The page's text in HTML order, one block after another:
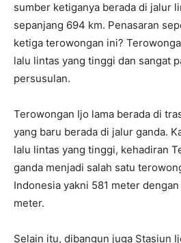
sumber ketiganya berada di jalur
sepanjang 694 km. Penasaran
ketiga terowongan ini?
lalu lintas yang tinggi dan sangat
persusulan.
Terowongan Ijo lama berada di
yang baru berada di jalur ganda.
lalu lintas yang tinggi, kehadiran
ganda menjadi salah satu
Indonesia yakni 581 meter
meter.
Selain itu, dibangun juga Stasiun